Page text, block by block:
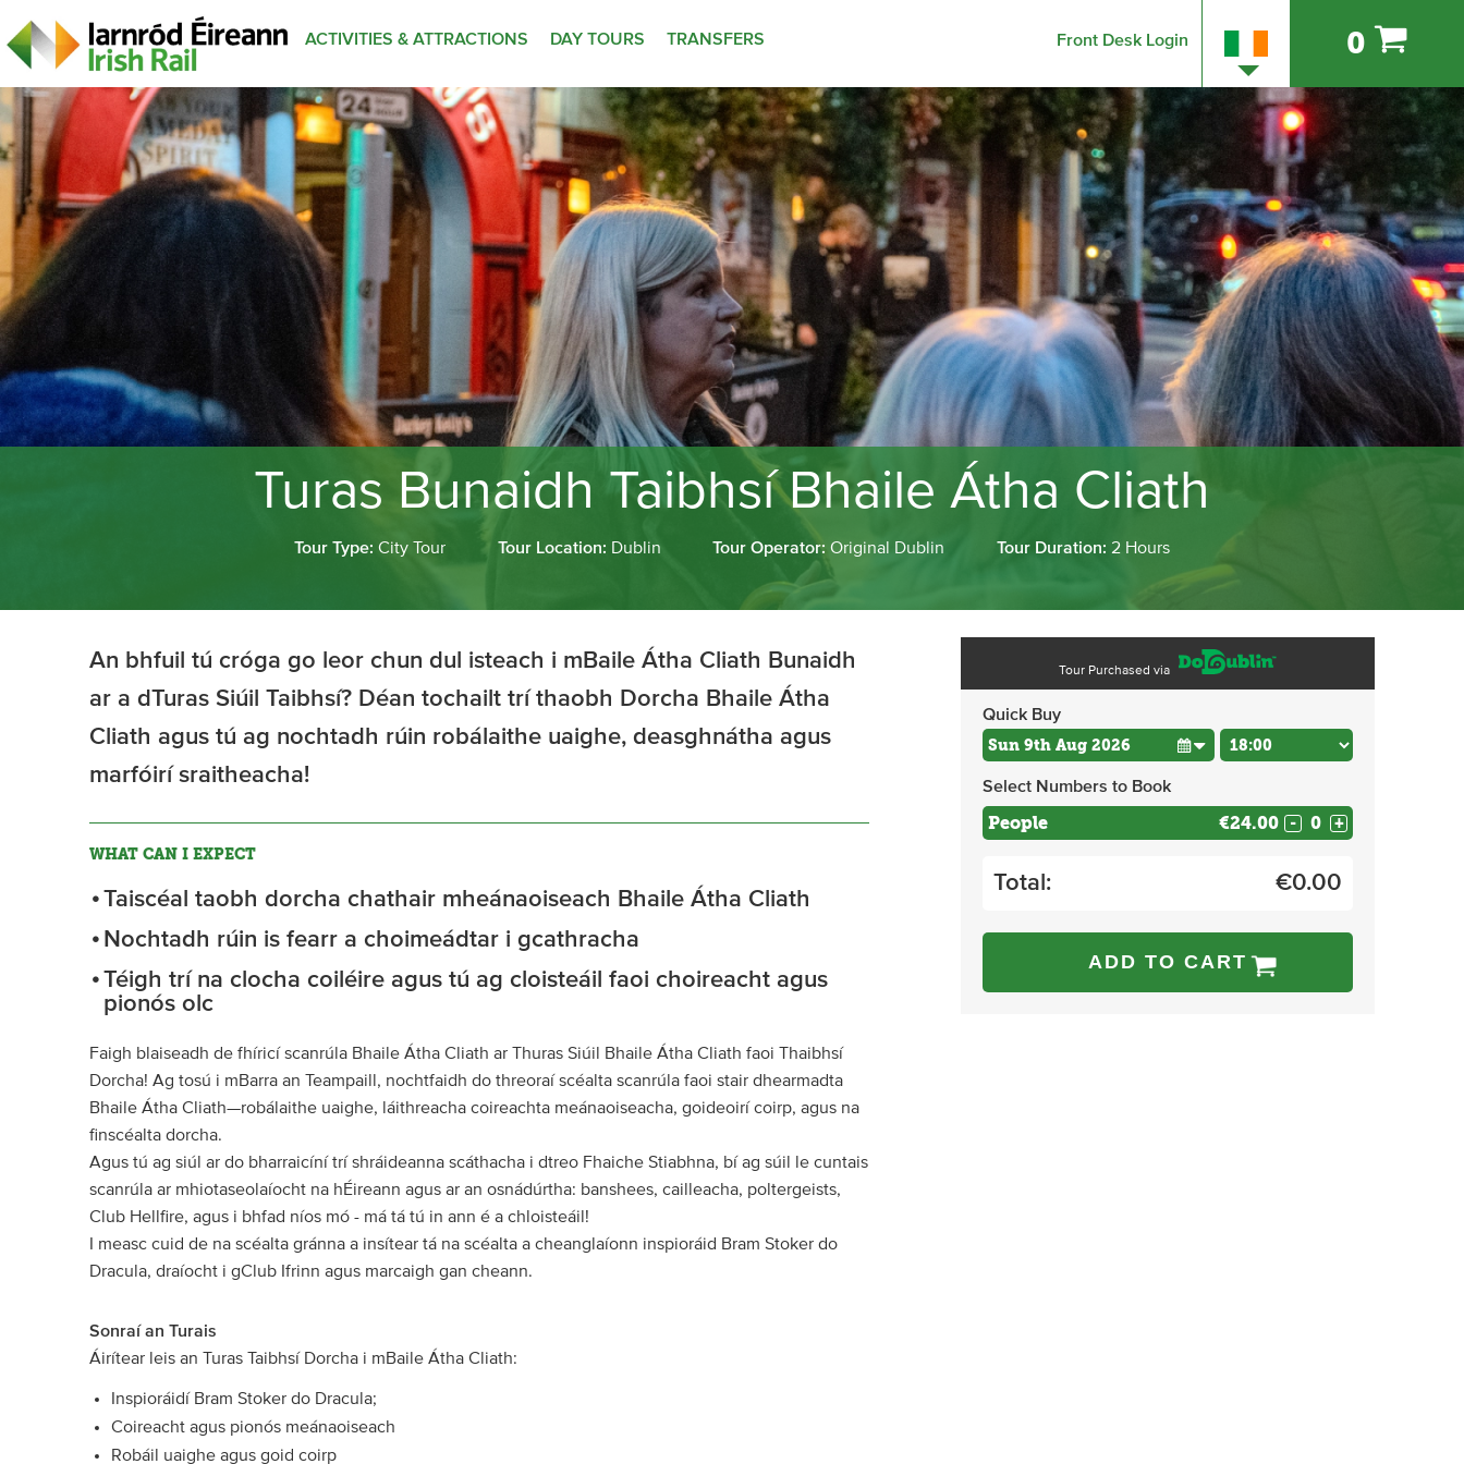
ACTIVITIES & ATTRACTIONS DAY TOURS TRANSFERS Front Desk Login 0
Turas Bunaidh Taibhsí Bhaile Átha Cliath
Tour Type: City Tour Tour Location: Dublin Tour Operator:Original Dublin Tour Duration: 2 Hours
An bhfuil tú cróga go leor chun dul isteach i mBaile Átha Cliath Bunaidh
ar a dTuras Siúil Taibhsí? Déan tochailt trí thaobh Dorcha Bhaile Átha
Cliath agus tú ag nochtadh rúin robálaithe uaighe, deasghnátha agus
marfóirí sraitheacha!
WHAT CAN I EXPECT
Taiscéal taobh dorcha chathair mheánaoiseach Bhaile Átha Cliath
Nochtadh rúin is fearr a choimeádtar i gcathracha
Téigh trí na clocha coiléire agus tú ag cloisteáil faoi choireacht agus
pionós olc
Faigh blaiseadh de fhíricí scanrúla Bhaile Átha Cliath ar Thuras Siúil Bhaile Átha Cliath faoi Thaibhsí
Dorcha! Ag tosú i mBarra an Teampaill, nochtfaidh do threoraí scéalta scanrúla faoi stair dhearmadta
Bhaile Átha Cliath—robálaithe uaighe, láithreacha coireachta meánaoiseacha, goideoirí coirp, agus na
finscéalta dorcha.
Agus tú ag siúl ar do bharraicíní trí shráideanna scáthacha i dtreo Fhaiche Stiabhna, bí ag súil le cuntais
scanrúla ar mhiotaseolaíocht na hÉireann agus ar an osnádúrtha: banshees, cailleacha, poltergeists,
Club Hellfire, agus i bhfad níos mó - má tá tú in ann é a chloisteáil!
I measc cuid de na scéalta gránna a insítear tá na scéalta a cheanglaíonn inspioráid Bram Stoker do
Dracula, draíocht i gClub Ifrinn agus marcaigh gan cheann.
Sonraí an Turais
Áirítear leis an Turas Taibhsí Dorcha i mBaile Átha Cliath:
Inspioráidí Bram Stoker do Dracula;
Coireacht agus pionós meánaoiseach
Robáil uaighe agus goid coirp
Tour Purchased via
Quick Buy
Select Numbers to Book
People €24.00 - +
Total: €0.00
ADD TO CART